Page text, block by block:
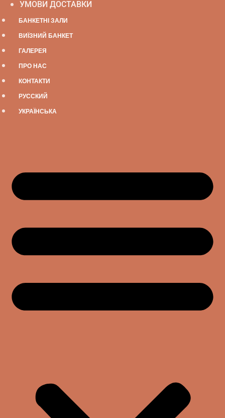
УМОВИ ДОСТАВКИ
БАНКЕТНІ ЗАЛИ
ВИЇЗНИЙ БАНКЕТ
ГАЛЕРЕЯ
ПРО НАС
КОНТАКТИ
РУССКИЙ
УКРАЇНСЬКА